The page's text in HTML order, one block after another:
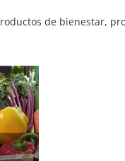
de bienestar,